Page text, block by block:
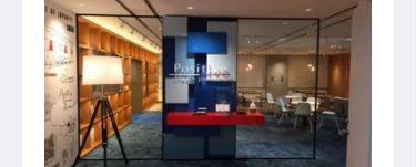
本部広報・PR担当